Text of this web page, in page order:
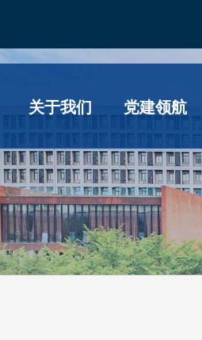
关于我们 党建领航